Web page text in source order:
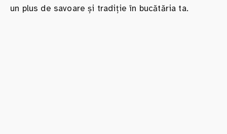
un plus de savoare și tradiție în bucătăria ta.